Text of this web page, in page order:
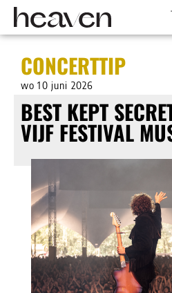
CONCERTTIP
wo 10 juni 2026
BEST KEPT
VIJF FESTIVAL